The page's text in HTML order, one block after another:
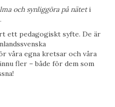
och synliggöra på näteti
ett pedagogiskt syfte. De är
våra egna kretsar och våra
fler – både för dem som